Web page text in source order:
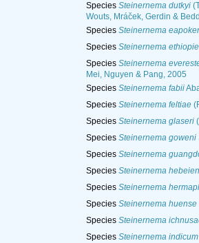
Species Steinernema dutkyi
Wouts, Mráček, Gerdin &
Species Steinernema
Species Steinernema
Species Steinernema
Mei, Nguyen & Pang, 2005
Species Steinernema fabii
Species Steinernema feltiae
Species Steinernema glaseri
Species Steinernema goweni
Species Steinernema
Species Steinernema
Species Steinernema
Species Steinernema huense
Species Steinernema
Species Steinernema indicum